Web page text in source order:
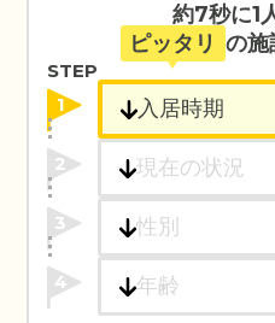
約7秒に1
ピッタリ の施
STEP
1
2
3
4